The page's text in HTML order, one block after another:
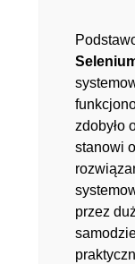
zdobyło
stanowi
przez